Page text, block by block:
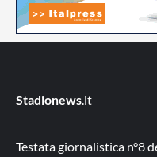
Stadionews .it
Testata giornalistica n°8